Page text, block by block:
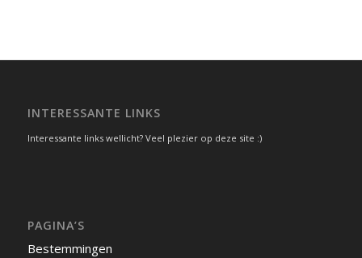
INTERESSANTE LINKS
Interessante links wellicht? Veel plezier op deze site :)
PAGINA’S
Bestemmingen